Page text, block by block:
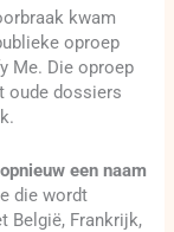
kwam
oproep
Me. Die oproep
oude dossiers
een naam
die wordt
België, Frankrijk,